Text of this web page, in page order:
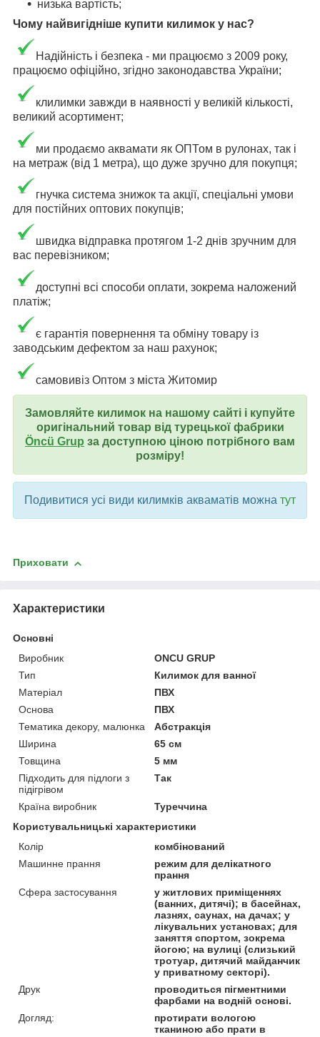
низька вартість;
Чому найвигідніше купити килимок у нас?
Надійність і безпека - ми працюємо з 2009 року,
працюємо офіційно, згідно законодавства України;
клилимки завжди в наявності у великій кількості,
великий асортимент;
ми продаємо аквамати як ОПТом в рулонах, так і
на метраж (від 1 метра), що дуже зручно для покупця;
гнучка система знижок та акції, спеціальні умови
для постійних оптових покупців;
швидка відправка протягом 1-2 днів зручним для
вас перевізником;
доступні всі способи оплати, зокрема наложений
платіж;
є гарантія повернення та обміну товару із
заводським дефектом за наш рахунок;
самовивіз Оптом з міста Житомир
Замовляйте килимок на нашому сайті і купуйте
оригінальний товар від турецької фабрики
Öncü Grup за доступною ціною потрібного вам
розміру!
Подивитися усі види килимків акваматів можна тут
Приховати
Характеристики
Основні
Виробник
ONCU GRUP
Тип
Килимок для ванної
Матеріал
ПВХ
Основа
ПВХ
Тематика декору, малюнка
Абстракція
Ширина
65 см
Товщина
5 мм
Підходить для підлоги з
підігрівом
Так
Країна виробник
Туреччина
Користувальницькі характеристики
Колір
комбінований
Машинне прання
режим для делікатного
прання
Сфера застосування
у житлових приміщеннях
(ванних, дитячі); в басейнах,
лазнях, саунах, на дачах; у
лікувальних установах; для
заняття спортом, зокрема
йогою; на вулиці (слизький
тротуар, дитячий майданчик
у приватному секторі).
Друк
проводиться пігментними
фарбами на водній основі.
Догляд:
протирати вологою
тканиною або прати в